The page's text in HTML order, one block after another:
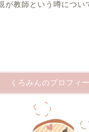
が教師という噂につい
くろみんのプロフィ